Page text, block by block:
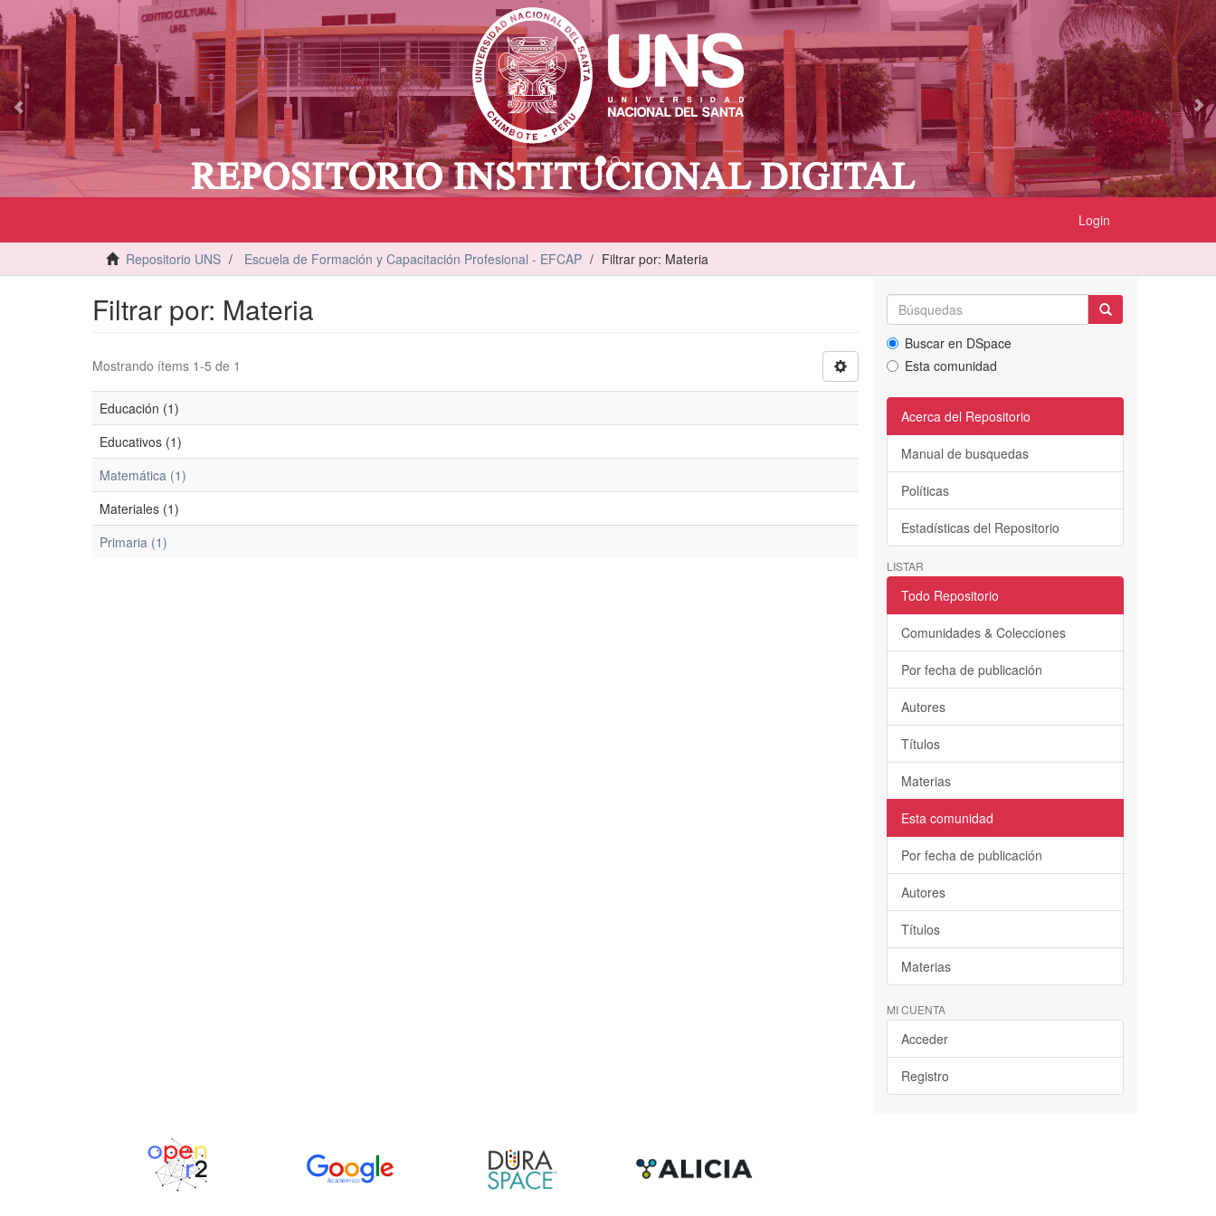
Login
Repositorio UNS Escuela de Formación y Capacitación Profesional - EFCAP Filtrar por: Materia
Filtrar por: Materia
Mostrando ítems 1-5 de 1
Educación (1)
Educativos (1)
Matemática (1)
Materiales (1)
Primaria (1)
Buscar en DSpace
Esta comunidad
Acerca del Repositorio
Manual de busquedas
Políticas
Estadísticas del Repositorio
LISTAR
Todo Repositorio
Comunidades & Colecciones
Por fecha de publicación
Autores
Títulos
Materias
Esta comunidad
Por fecha de publicación
Autores
Títulos
Materias
MI CUENTA
Acceder
Registro